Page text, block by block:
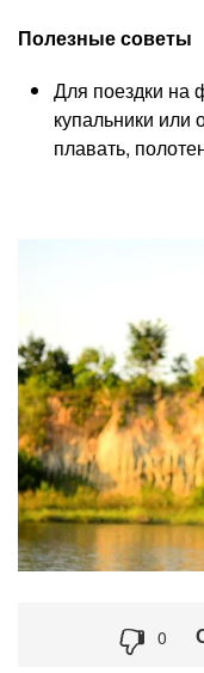
Полезные советы
Для поездки на
купальники или
плавать,
0